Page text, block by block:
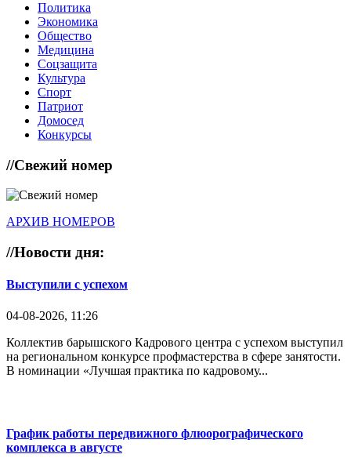
Политика
Экономика
Общество
Медицина
Соцзащита
Культура
Спорт
Патриот
Домосед
Конкурсы
//Свежий номер
АРХИВ НОМЕРОВ
//Новости дня:
Выступили с успехом
04-08-2026, 11:26
Коллектив барышского Кадрового центра с успехом выступил
на региональном конкурсе профмастерства в сфере занятости.
В номинации «Лучшая практика по кадровому...
График работы передвижного флюорографического
комплекса в августе